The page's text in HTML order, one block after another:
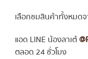
เลือกชมสินค้าทั้งหมด
แอด LINE น้องลาเต้
ตลอด 24 ชั่วโมง